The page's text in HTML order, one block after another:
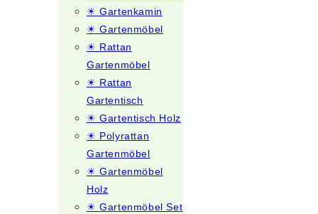
☀ Gartenkamin
☀ Gartenmöbel
☀ Rattan
Gartenmöbel
☀ Rattan
Gartentisch
☀ Gartentisch Holz
☀ Polyrattan
Gartenmöbel
☀ Gartenmöbel
Holz
☀ Gartenmöbel Set